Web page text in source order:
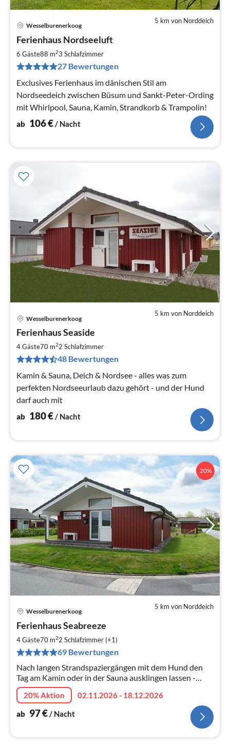
5 km von Norddeich
Wesselburenerkoog
Ferienhaus Nordseeluft
6 Gäste88 m23 Schlafzimmer
27 Bewertungen
Exclusives Ferienhaus im dänischen Stil am
Nordseedeich zwischen Büsum und Sankt-Peter-Ording
mit Whirlpool, Sauna, Kamin, Strandkorb & Trampolin!
ab 106€/ Nacht
5 km von Norddeich
Wesselburenerkoog
Ferienhaus Seaside
4 Gäste70 m22 Schlafzimmer
48 Bewertungen
Kamin & Sauna, Deich & Nordsee - alles was zum
perfekten Nordseeurlaub dazu gehört - und der Hund
darf auch mit
ab 180€/ Nacht
20%
5 km von Norddeich
Wesselburenerkoog
Ferienhaus Seabreeze
4 Gäste70 m22 Schlafzimmer (+1)
69 Bewertungen
Nach langen Strandspaziergängen mit dem Hund den
Tag am Kamin oder in der Sauna ausklingen lassen -
Urlaub zu Zweit oder mit der ganzen Familie
20% Aktion
02.11.2026 - 18.12.2026
ab 97€ / Nacht